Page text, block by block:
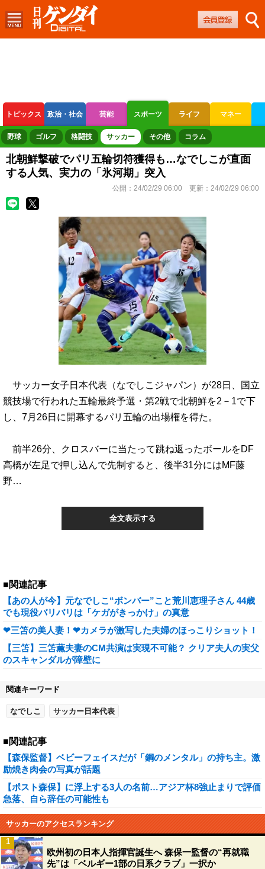
トピックス 政治・社会 芸能 スポーツ ライフ マネー
ボートレース 競輪 オートレース
野球 ゴルフ 格闘技 サッカー その他 コラム
北朝鮮撃破でパリ五輪切符獲得も…なでしこが直面
する人気、実力の「氷河期」突入
公開： 24/02/29 06:00 更新： 24/02/29 06:00
サッカー女子日本代表（なでしこジャパン）が28日、国立
競技場で行われた五輪最終予選・第2戦で北朝鮮を2－1で下
し、7月26日に開幕するパリ五輪の出場権を得た。
前半26分、クロスバーに当たって跳ね返ったボールをDF
高橋が左足で押し込んで先制すると、後半31分にはMF藤
野…
全文表示する
■関連記事
【あの人が今】元なでしこ“ボンバー”こと荒川恵理子さん 44歳
でも現役バリバリは「ケガがきっかけ」の真意
❤三笘の美人妻！❤カメラが激写した夫婦のほっこりショット！
【三笘】三笘薫夫妻のCM共演は実現不可能？ クリア夫人の実父
のスキャンダルが障壁に
関連キーワード
なでしこ サッカー日本代表
■関連記事
【森保監督】ベビーフェイスだが「鋼のメンタル」の持ち主。激
励焼き肉会の写真が話題
【ポスト森保】に浮上する3人の名前…アジア杯8強止まりで評価
急落、自ら辞任の可能性も
サッカーのアクセスランキング
欧州初の日本人指揮官誕生へ 森保一監督の“再就職
先”は「ベルギー1部の日系クラブ」一択か
1